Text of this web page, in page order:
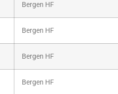
Bergen HF
Bergen HF
Bergen HF
Bergen HF